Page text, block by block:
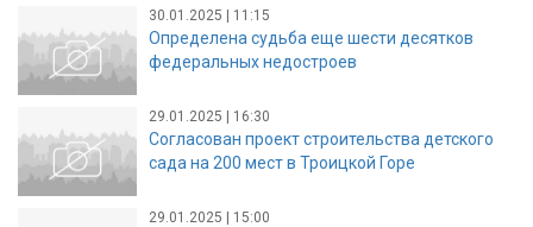
30.01.2025 | 11:15
Определена судьба еще шести десятков
федеральных недостроев
29.01.2025 | 16:30
Согласован проект строительства детского
сада на 200 мест в Троицкой Горе
29.01.2025 | 15:00